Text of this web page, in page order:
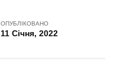
ОПУБЛІКОВАНО
11 Січня, 2022